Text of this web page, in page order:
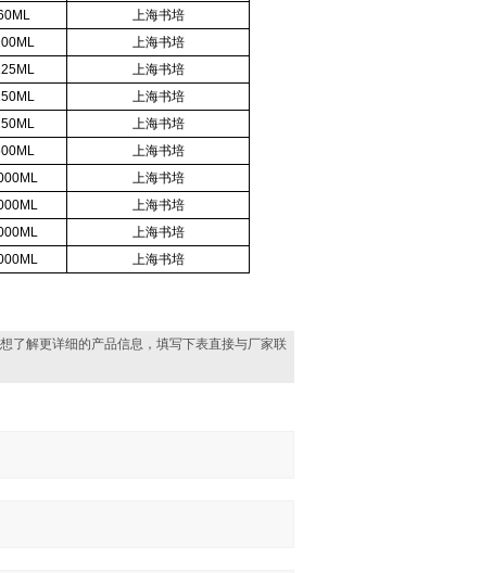
上海书培
上海书培
上海书培
上海书培
上海书培
上海书培
上海书培
上海书培
上海书培
上海书培
了解更详细的产品信息，填写下表直接与厂家联